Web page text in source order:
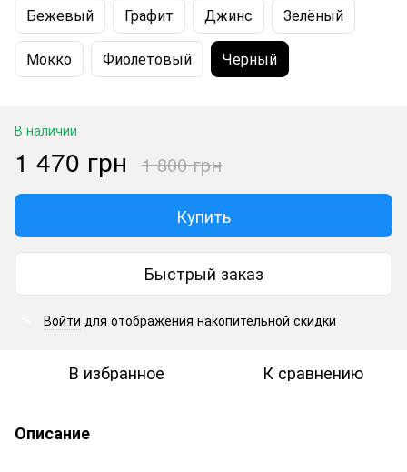
Бежевый Графит Джинс Зелёный
Мокко Фиолетовый Черный
В наличии
1 470 грн 1 800 грн
Купить
Быстрый заказ
Войти для отображения накопительной скидки
В избранное К сравнению
Описание